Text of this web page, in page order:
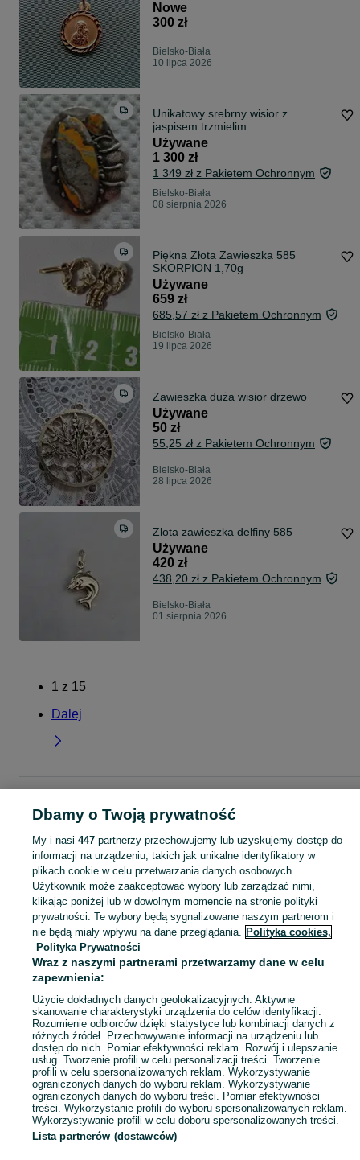
Nowe
300 zł
Bielsko-Biała
10 lipca 2026
Unikatowy srebrny wisior z
jaspisem trzmielim
Używane
1 300 zł
1 349 zł z Pakietem Ochronnym
Bielsko-Biała
08 sierpnia 2026
Piękna Złota Zawieszka 585
SKORPION 1,70g
Używane
659 zł
685,57 zł z Pakietem Ochronnym
Bielsko-Biała
19 lipca 2026
Zawieszka duża wisior drzewo
Używane
50 zł
55,25 zł z Pakietem Ochronnym
Bielsko-Biała
28 lipca 2026
Zlota zawieszka delfiny 585
Używane
420 zł
438,20 zł z Pakietem Ochronnym
Bielsko-Biała
01 sierpnia 2026
1 z 15
Dalej
Bielsko-Biała
KATEGORIA
Zobacz
Mapa kategorii
Mapa miejscowości
Mapa ministron
Popularne wyszukiwania
Dbamy o Twoją prywatność
My i nasi 447partnerzy przechowujemy lub uzyskujemy dostęp do
informacji na urządzeniu, takich jak unikalne identyfikatory w
plikach cookie w celu przetwarzania danych osobowych.
Użytkownik może zaakceptować wybory lub zarządzać nimi,
klikając poniżej lub w dowolnym momencie na stronie polityki
prywatności. Te wybory będą sygnalizowane naszym partnerom i
nie będą miały wpływu na dane przeglądania. Polityka cookies,
Polityka Prywatności
Wraz z naszymi partnerami przetwarzamy dane w celu
zapewnienia:
Użycie dokładnych danych geolokalizacyjnych. Aktywne
skanowanie charakterystyki urządzenia do celów identyfikacji.
Rozumienie odbiorców dzięki statystyce lub kombinacji danych z
różnych źródeł. Przechowywanie informacji na urządzeniu lub
dostęp do nich. Pomiar efektywności reklam. Rozwój i ulepszanie
usług. Tworzenie profili w celu personalizacji treści. Tworzenie
profili w celu spersonalizowanych reklam. Wykorzystywanie
ograniczonych danych do wyboru reklam. Wykorzystywanie
ograniczonych danych do wyboru treści. Pomiar efektywności
treści. Wykorzystanie profili do wyboru spersonalizowanych reklam.
Wykorzystywanie profili w celu doboru spersonalizowanych treści.
Lista partnerów (dostawców)